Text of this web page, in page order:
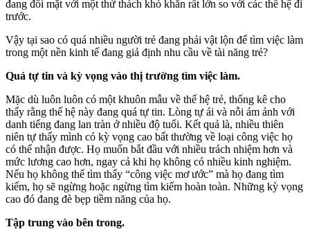
đang đối mặt với một thử thách khó khăn rất lớn so với các thế hệ đi
trước.
Vậy tại sao có quá nhiều người trẻ đang phải vật lộn để tìm việc làm
trong một nền kinh tế đang giả định nhu cầu về tài năng trẻ?
Quá tự tin và kỳ vọng vào thị trường tìm việc làm.
Mặc dù luôn luôn có một khuôn mẫu về thế hệ trẻ, thống kê cho
thấy rằng thế hệ này đang quá tự tin. Lòng tự ái và nỗi ám ảnh với
danh tiếng đang lan tràn ở nhiều độ tuổi. Kết quả là, nhiều thiên
niên tự thấy mình có kỳ vọng cao bất thường về loại công việc họ
có thể nhận được. Họ muốn bắt đầu với nhiều trách nhiệm hơn và
mức lương cao hơn, ngay cả khi họ không có nhiều kinh nghiệm.
Nếu họ không thể tìm thấy “công việc mơ ước” mà họ đang tìm
kiếm, họ sẽ ngừng hoặc ngừng tìm kiếm hoàn toàn. Những kỳ vọng
cao đó đang đè bẹp tiềm năng của họ.
Tập trung vào bên trong.